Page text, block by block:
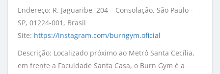
Endereço: R. Jaguaribe, 204 – Consolação, São Paulo –
SP, 01224-001, Brasil
Site: https://instagram.com/burngym.oficial
Descrição: Localizado próximo ao Metrô Santa Cecília,
em frente a Faculdade Santa Casa, o Burn Gym é a